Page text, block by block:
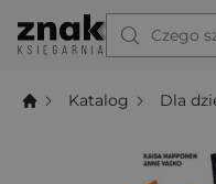
Czego
Katalog Dla